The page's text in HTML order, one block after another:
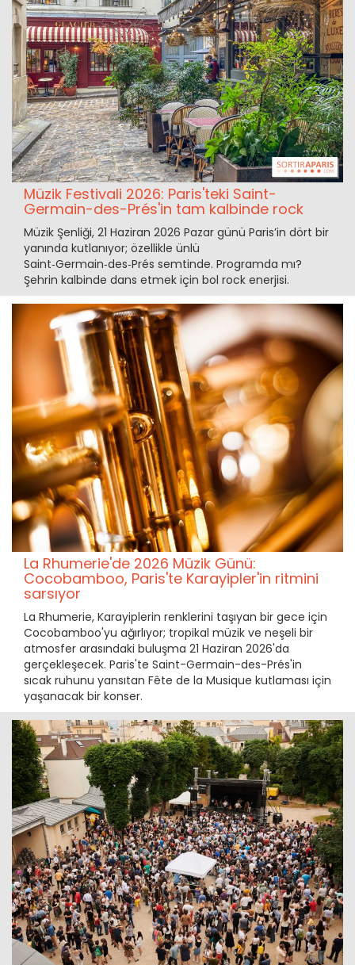
Müzik Festivali 2026: Paris'teki Saint-
Germain-des-Prés'in tam kalbinde rock
Müzik Şenliği, 21 Haziran 2026 Pazar günü Paris’in dört bir
yanında kutlanıyor; özellikle ünlü
Saint‑Germain‑des‑Prés semtinde. Programda mı?
Şehrin kalbinde dans etmek için bol rock enerjisi.
La Rhumerie'de 2026 Müzik Günü:
Cocobamboo, Paris'te Karayipler'in ritmini
sarsıyor
La Rhumerie, Karayiplerin renklerini taşıyan bir gece için
Cocobamboo'yu ağırlıyor; tropikal müzik ve neşeli bir
atmosfer arasındaki buluşma 21 Haziran 2026'da
gerçekleşecek. Paris'te Saint-Germain-des-Prés'in
sıcak ruhunu yansıtan Fête de la Musique kutlaması için
yaşanacak bir konser.